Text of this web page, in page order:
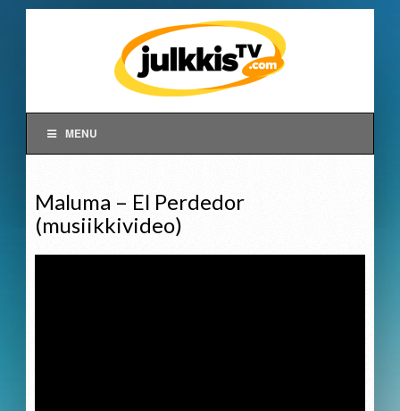
MENU
Maluma – El Perdedor
(musiikkivideo)